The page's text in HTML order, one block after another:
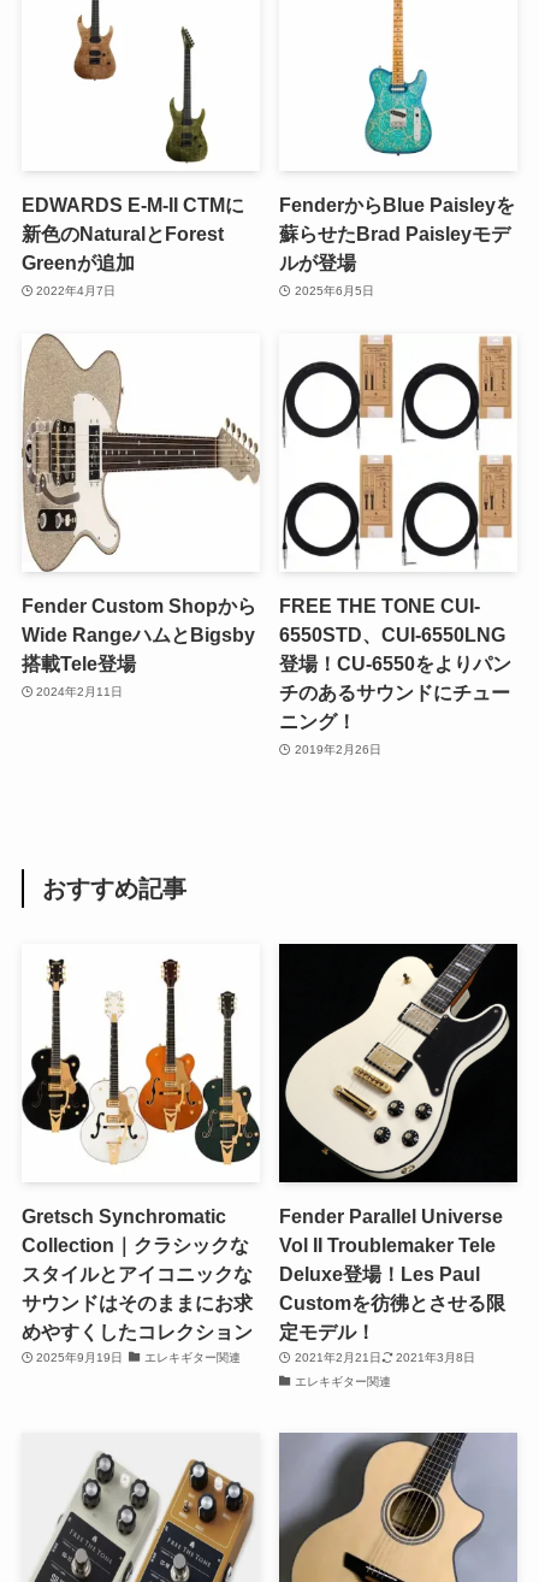
EDWARDS E-M-II CTMに
新色のNaturalとForest
Greenが追加
2022年4月7日
FenderからBlue Paisleyを
蘇らせたBrad Paisleyモデ
ルが登場
2025年6月5日
Fender Custom Shopから
Wide RangeハムとBigsby
搭載Tele登場
2024年2月11日
FREE THE TONE CUI-
6550STD、CUI-6550LNG
登場！CU-6550をよりパン
チのあるサウンドにチュー
ニング！
2019年2月26日
おすすめ記事
Gretsch Synchromatic
Collection｜クラシックな
スタイルとアイコニックな
サウンドはそのままにお求
めやすくしたコレクション
2025年9月19日 エレキギター関連
Fender Parallel Universe
Vol II Troublemaker Tele
Deluxe登場！Les Paul
Customを彷彿とさせる限
定モデル！
2021年2月21日
2021年3月8日
エレキギター関連